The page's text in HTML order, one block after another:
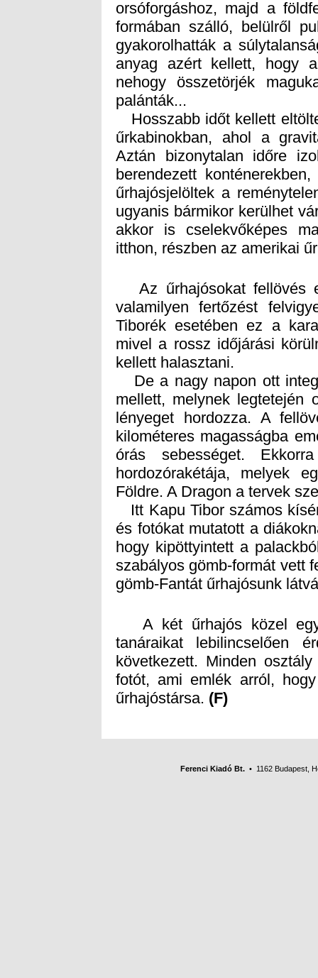
palánták...
Hosszabb időt kellett
űrkabinokban, ahol a
Aztán bizonytalan időre
berendezett
űrhajósjelöltek a
ugyanis bármikor kerülhet
akkor is cselekvőképes
itthon, részben az amerikai
Az űrhajósokat fellövés
valamilyen fertőzést
Tiborék esetében ez a
mivel a rossz időjárási
kellett halasztani.
De a nagy napon ott
mellett, melynek
lényeget hordozza. A
kilométeres magasságba
órás sebességet.
hordozórakétája, melyek
Földre. A Dragon a tervek
Itt Kapu Tibor számos
és fotókat mutatott a
hogy kipöttyintett a
szabályos gömb-formát
gömb-Fantát űrhajósunk
A két űrhajós közel egy
tanáraikat lebilincselően
következett. Minden
fotót, ami emlék arról,
űrhajóstársa. (F)
Ferenci Kiadó Bt. • 1162 Budapest,